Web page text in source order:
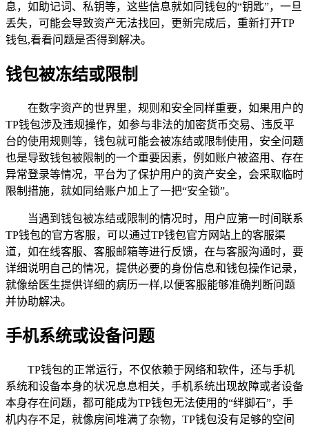
息，如助记词、私钥等，这些信息就如同钱包的“钥匙”，一旦
丢失，可能会导致资产无法找回，更新完成后，重新打开TP
钱包,看看问题是否得到解决。
钱包被冻结或限制
在数字资产的世界里，规则和安全同样重要，如果用户的
TP钱包涉及违规操作，如参与非法的加密货币交易、违反平
台的使用规则等，钱包就可能会被冻结或限制使用，安全问题
也是导致钱包被限制的一个重要因素，例如账户被盗用、存在
异常登录等情况，平台为了保护用户的资产安全，会采取临时
限制措施，就如同给账户加上了一把“安全锁”。
当遇到钱包被冻结或限制的情况时，用户应第一时间联系
TP钱包的官方客服，可以通过TP钱包官方网站上的客服渠
道，如在线客服、客服邮箱等进行反馈，在与客服沟通时，要
详细说明自己的情况，提供必要的身份信息和钱包操作记录，
就像给医生提供详细的病历一样,以便客服能够准确判断问题
并协助解决。
手机系统或设备问题
TP钱包的正常运行，不仅依赖于网络和软件，还与手机
系统和设备本身的状况息息相关，手机系统出现故障或者设备
本身存在问题，都可能成为TP钱包无法使用的“绊脚石”，手
机内存不足，就像房间堆满了杂物，TP钱包没有足够的空间